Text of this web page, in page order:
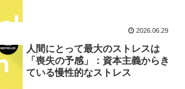
2026.06.29
人間にとって最大のストレスは
「喪失の予感」：資本主義からき
ている慢性的なストレス